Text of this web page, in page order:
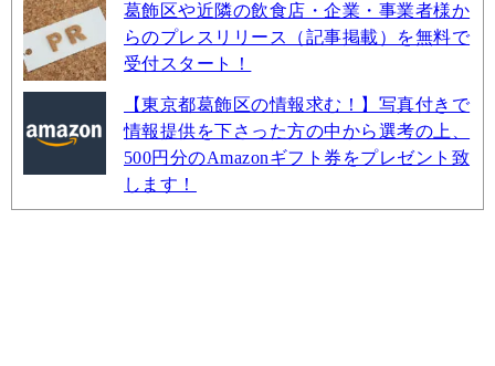
葛飾区や近隣の飲食店・企業・事業者様か
らのプレスリリース（記事掲載）を無料で
受付スタート！
【東京都葛飾区の情報求む！】写真付きで
情報提供を下さった方の中から選考の上、
500円分のAmazonギフト券をプレゼント致
します！